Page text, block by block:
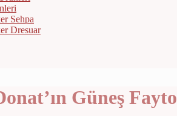
Sehpa
Dresuar
Güneş